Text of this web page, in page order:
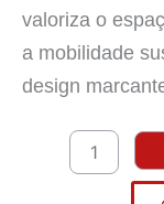
valoriza o
a mobilidade
design
Bicicletário
Spyra